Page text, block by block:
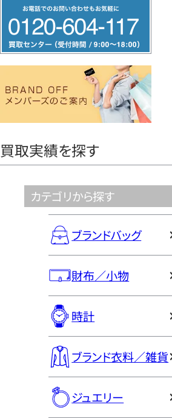
リ
ー
ヤ
買取実績を探す
カテゴリから探す
ブランドバッグ
財布／小物
時計
ブランド衣料／雑貨
ジュエリー